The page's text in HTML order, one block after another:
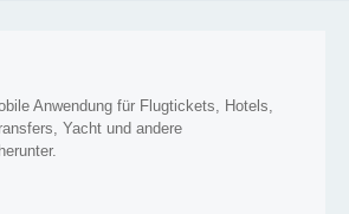
Anwendung für Flugtickets, Hotels,
Yacht und andere